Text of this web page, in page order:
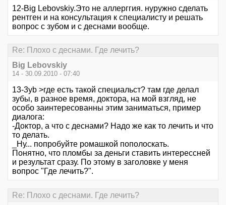
12-Big Lebovskiy.Это не аллерггия. нуружно сделать
рентген и на консультация к специалисту и решать
вопрос с зубом и с деснами вообще.
Re: Плохо с деснами. Где лечить?
Big Lebovskiy
14 - 30.09.2010 - 07:40
13-3yb >где есть такой специальст? там где делал
зубы, в разное время, доктора, на мой взгляд, не
особо заинтересованны этим заниматься, пример
диалога:
-Доктор, а что с деснами? Надо же как то лечить и что
то делать.
_Ну... попробуйте ромашкой пополоскать.
Понятно, что пломбы за деньги ставить интерессней
и результат сразу. По этому в заголовке у меня
вопрос "Где лечить?".
Re: Плохо с деснами. Где лечить?